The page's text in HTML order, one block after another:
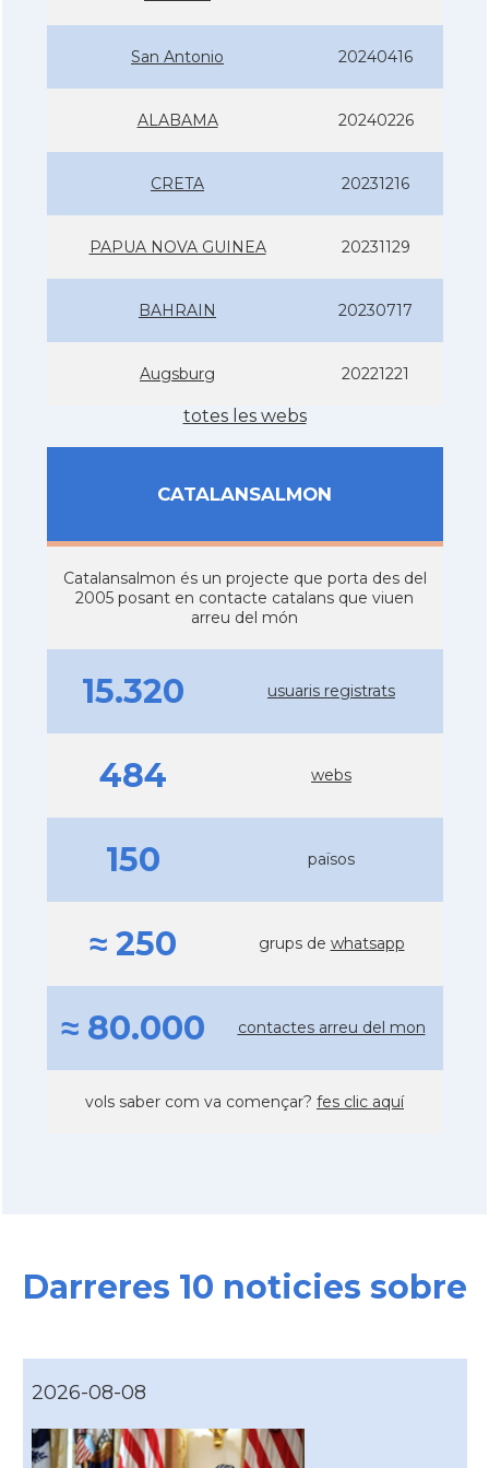
San Antonio 20240416
ALABAMA 20240226
CRETA 20231216
PAPUA NOVA GUINEA 20231129
BAHRAIN 20230717
Augsburg 20221221
totes les webs
CATALANSALMON
Catalansalmon és un projecte que porta des del
2005 posant en contacte catalans que viuen
arreu del món
15.320 usuaris registrats
484 webs
150 països
≈ 250 grups de whatsapp
≈ 80.000 contactes arreu del mon
vols saber com va començar? fes clic aquí
Darreres 10 noticies sobre
2026-08-08